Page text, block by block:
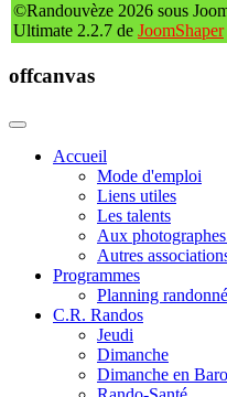
©Randouvèze 2026 sous
Ultimate 2.2.7 de JoomShaper
offcanvas
Accueil
Mode d'emploi
Liens utiles
Les talents
Aux
Autres
Programmes
Planning
C.R. Randos
Jeudi
Dimanche
Dimanche en